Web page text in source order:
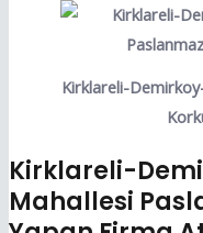
Kirklareli-
Kirklareli-
Mahallesi